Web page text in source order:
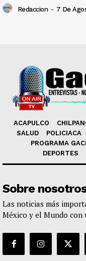
Redaccion - 7 De
ACAPULCO
SALUD
POLICIACA
PROGRAMA
DEPORTES
Sobre
Las noticias más
México y el Mundo con